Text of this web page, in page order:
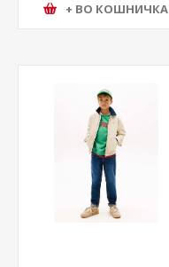
+ ВО КОШНИЧКА